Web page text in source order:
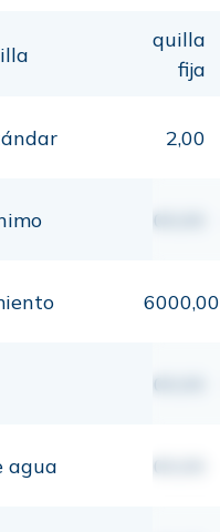
quilla
fija
2,00
00,00
6000,00
00,00
agua 00,00